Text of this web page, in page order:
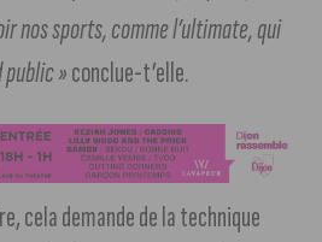
nos sports, comme l’ultimate, qui
public »conclue-t’elle.
cela demande de la technique